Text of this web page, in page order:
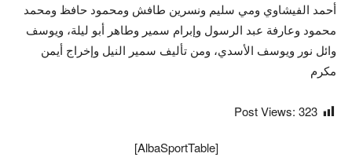
أحمد الفيشاوي ومي سليم ونسرين طافش ومحمود حافظ ومحمد
محمود وعارفة عبد الرسول وإبرام سمير وطاهر أبو ليلة، ويوسف
وائل نور ويوسف الأسدي، ومن تأليف سمير النيل وإخراج أيمن
مكرم
Post Views: 323
[AlbaSportTable]